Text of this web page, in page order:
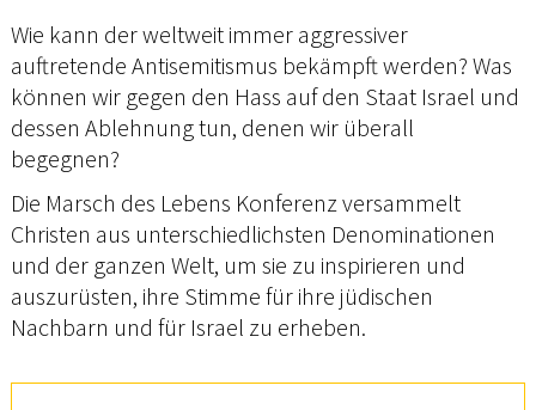
Wie kann der weltweit immer aggressiver
auftretende Antisemitismus bekämpft werden? Was
können wir gegen den Hass auf den Staat Israel und
dessen Ablehnung tun, denen wir überall
begegnen?
Die Marsch des Lebens Konferenz versammelt
Christen aus unterschiedlichsten Denominationen
und der ganzen Welt, um sie zu inspirieren und
auszurüsten, ihre Stimme für ihre jüdischen
Nachbarn und für Israel zu erheben.